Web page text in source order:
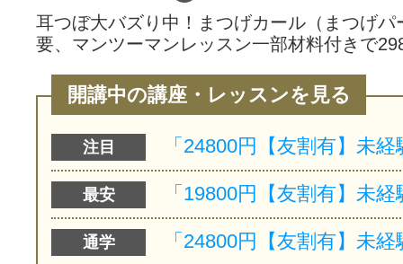
耳つぼ大バズり中！まつげカール（まつげパ
要、マンツーマンレッスン一部材料付きで
開講中の講座・レッスンを見る
注目
最安
通学